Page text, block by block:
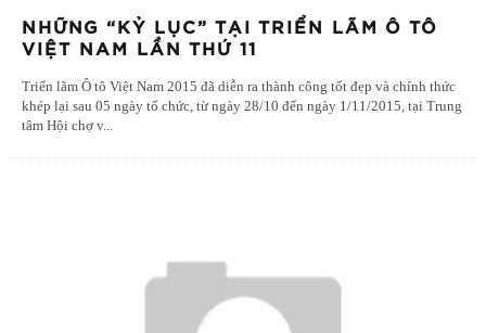
NHỮNG “KỶ LỤC” TẠI TRIỂN LÃM Ô TÔ
VIỆT NAM LẦN THỨ 11
Triển lãm Ô tô Việt Nam 2015 đã diễn ra thành công tốt đẹp và chính thức
khép lại sau 05 ngày tổ chức, từ ngày 28/10 đến ngày 1/11/2015, tại Trung
tâm Hội chợ v...